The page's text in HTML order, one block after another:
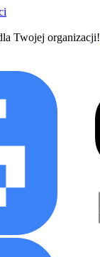
Twojej organizacji!